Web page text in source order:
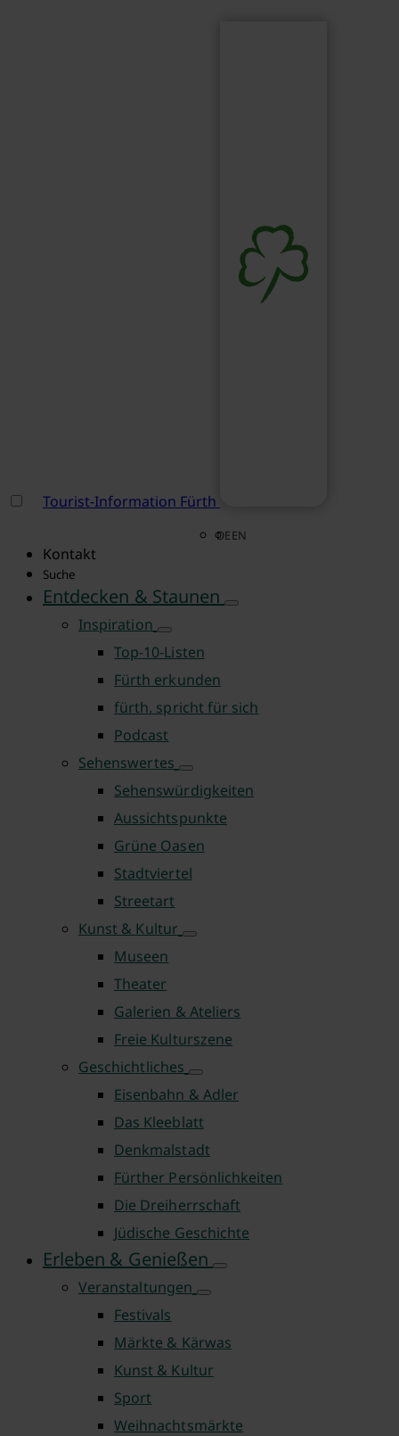
Tourist-Information Fürth
DEEN
Kontakt
Suche
Entdecken & Staunen
Inspiration
Top-10-Listen
Fürth erkunden
fürth. spricht für sich
Podcast
Sehenswertes
Sehenswürdigkeiten
Aussichtspunkte
Grüne Oasen
Stadtviertel
Streetart
Kunst & Kultur
Museen
Theater
Galerien & Ateliers
Freie Kulturszene
Geschichtliches
Eisenbahn & Adler
Das Kleeblatt
Denkmalstadt
Fürther Persönlichkeiten
Die Dreiherrschaft
Jüdische Geschichte
Erleben & Genießen
Veranstaltungen
Festivals
Märkte & Kärwas
Kunst & Kultur
Sport
Weihnachtsmärkte